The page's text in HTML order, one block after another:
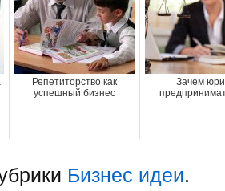
Репетиторство как
успешный бизнес
Зачем
Бизнес идеи.